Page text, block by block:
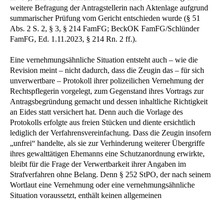
weitere Befragung der Antragstellerin nach Aktenlage aufgrund
summarischer Prüfung vom Gericht entschieden wurde (§ 51
Abs. 2 S. 2, § 3, § 214 FamFG; BeckOK FamFG/Schlünder
FamFG, Ed. 1.11.2023, § 214 Rn. 2 ff.).
Eine vernehmungsähnliche Situation entsteht auch – wie die
Revision meint – nicht dadurch, dass die Zeugin das – für sich
unverwertbare – Protokoll ihrer polizeilichen Vernehmung der
Rechtspflegerin vorgelegt, zum Gegenstand ihres Vortrags zur
Antragsbegründung gemacht und dessen inhaltliche Richtigkeit
an Eides statt versichert hat. Denn auch die Vorlage des
Protokolls erfolgte aus freien Stücken und diente ersichtlich
lediglich der Verfahrensvereinfachung. Dass die Zeugin insofern
„unfrei“ handelte, als sie zur Verhinderung weiterer Übergriffe
ihres gewalttätigen Ehemanns eine Schutzanordnung erwirkte,
bleibt für die Frage der Verwertbarkeit ihrer Angaben im
Strafverfahren ohne Belang. Denn § 252 StPO, der nach seinem
Wortlaut eine Vernehmung oder eine vernehmungsähnliche
Situation voraussetzt, enthält keinen allgemeinen